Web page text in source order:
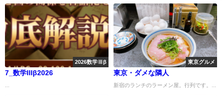
2026数学Ⅲβ
7_数学IIIβ2026
東京グルメ
東京・ダメな隣人
新宿のランチのラーメン屋。行列です。...